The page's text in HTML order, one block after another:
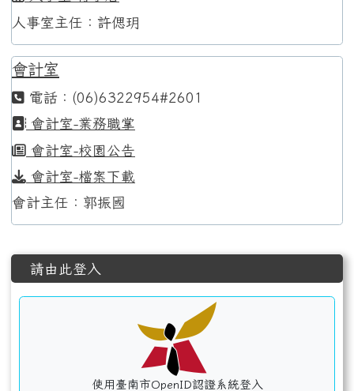
人事室主任：許偲玥
會計室
電話：(06)6322954#2601
會計室-業務職掌
會計室-校園公告
會計室-檔案下載
會計主任：郭振國
左邊區域內容
請由此登入
使用臺南市OpenID認證系統登入